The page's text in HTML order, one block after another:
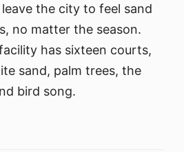
leave the city to feel sand
no matter the season.
has sixteen courts,
sand, palm trees, the
bird song.